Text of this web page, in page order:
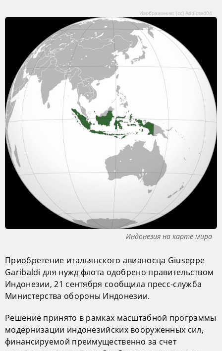
Изображение: (cc) Addicted04
Индонезия на карте мира
Приобретение итальянского авианосца Giuseppe
Garibaldi для нужд флота одобрено правительством
Индонезии, 21 сентября сообщила пресс-служба
Министерства обороны Индонезии.
Решение принято в рамках масштабной программы
модернизации индонезийских вооруженных сил,
финансируемой преимущественно за счет